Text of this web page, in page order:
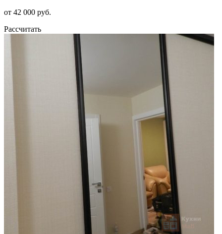
от 42 000 руб.
Рассчитать